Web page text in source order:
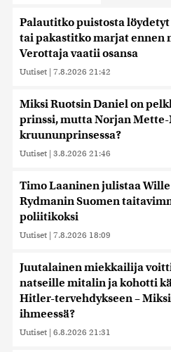
Palautitko puistosta
tai pakastitko marjat ennen
Verottaja vaatii osansa
Uutiset | 7.8.2026 21:42
Miksi Ruotsin Daniel on
prinssi, mutta Norjan
kruununprinsessa?
Uutiset | 3.8.2026 21:46
Timo Laaninen julistaa Wille
Rydmanin Suomen
poliitikoksi
Uutiset | 7.8.2026 18:09
Juutalainen miekkailija
natseille mitalin ja kohotti
Hitler-tervehdykseen – Miksi
ihmeessä?
Uutiset | 6.8.2026 21:31